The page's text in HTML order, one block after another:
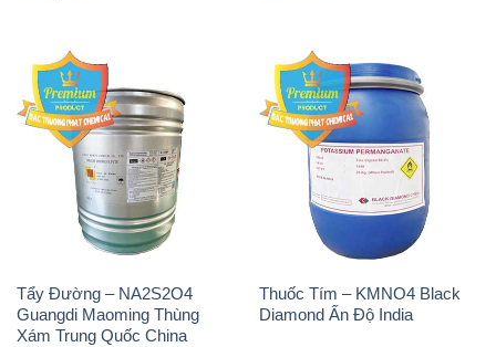
Tẩy Đường – NA2S2O4
Guangdi Maoming Thùng
Xám Trung Quốc China
Thuốc Tím – KMNO4 Black
Diamond Ấn Độ India